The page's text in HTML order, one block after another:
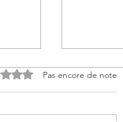
0 étoile sur 5.Pas encore de note